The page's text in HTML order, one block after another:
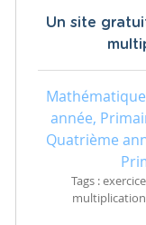
Un site
année,
Quatrième
Tags :